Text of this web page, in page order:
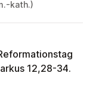
kath.)
12,28-34.